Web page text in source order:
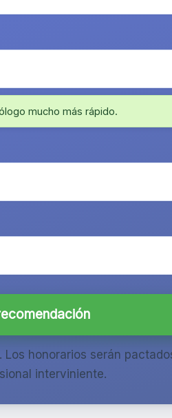
mucho más rápido.
. Los honorarios serán
interviniente.